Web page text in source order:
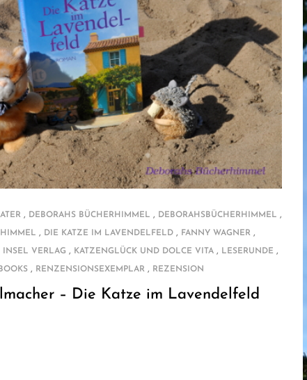
, DEBORAHS BÜCHERHIMMEL , DEBORAHSBÜCHERHIMMEL ,
, DIE KATZE IM LAVENDELFELD , FANNY WAGNER ,
INSEL VERLAG , KATZENGLÜCK UND DOLCE VITA , LESERUNDE ,
, RENZENSIONSEXEMPLAR, REZENSION
– Die Katze im Lavendelfeld